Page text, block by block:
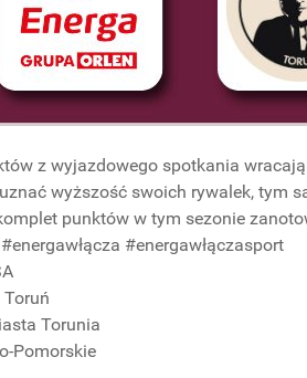
z wyjazdowego spotkania
wyższość swoich rywalek, tym
punktów w tym sezonie
#energawłączasport
Torunia
Pomorskie